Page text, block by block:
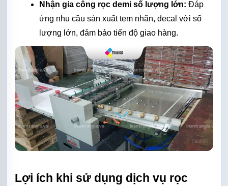
Nhận gia công rọc demi số lượng lớn: Đáp
ứng nhu cầu sản xuất tem nhãn, decal với số
lượng lớn, đảm bảo tiến độ giao hàng.
Lợi ích khi sử dụng dịch vụ rọc